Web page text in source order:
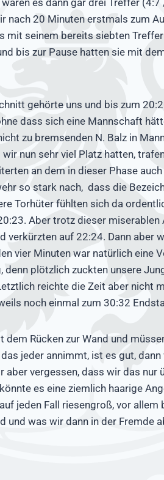
nach 20 Minuten erstmals zum
mit seinem bereits siebten
bis zur Pause hatten sie mit
gehörte uns und bis zum
dass sich eine Mannschaft
zu bremsenden N. Balz in
nun sehr viel Platz hatten,
an dem in dieser Phase
so stark nach, dass die
Torhüter fühlten sich da
Aber trotz dieser
verkürzten auf 22:24. Dann aber
vier Minuten war natürlich eine
plötzlich zuckten unsere
reichte die Zeit aber nicht
noch einmal zum 30:32
Rücken zur Wand und
jeder annimmt, ist es gut,
aber vergessen, dass wir das nur
es eine ziemlich haarige
jeden Fall riesengroß, vor allem
und was wir dann in der Fremde